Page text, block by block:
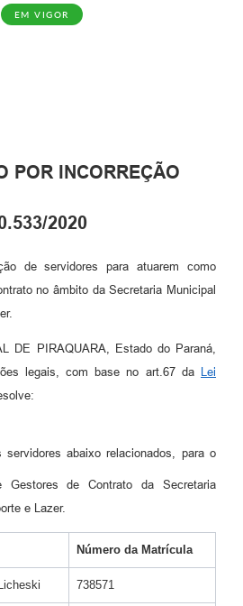
EM VIGOR
POR INCORREÇÃO
2020
de servidores para atuarem como
no âmbito da Secretaria Municipal
DE PIRAQUARA, Estado do Paraná,
legais, com base no art.67 da Lei
servidores abaixo relacionados, para o
de Contrato da Secretaria
e Lazer.
Número da Matrícula
738571